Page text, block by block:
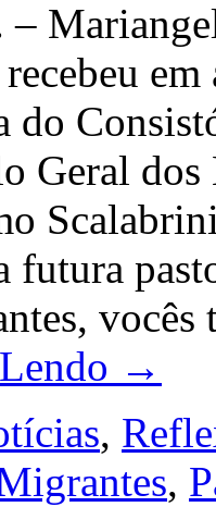
–
do
Geral dos
futura
→
,
,